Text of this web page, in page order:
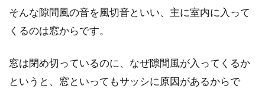
賃貸でもOK！窓にシールを貼って
おしゃれに！100均活用術
テリアはどうしても制限されてしまいますよ
ね。し...
そんな隙間風の音を風切音といい、主に室内に入って
くるのは窓からです。
窓は閉め切っているのに、なぜ隙間風が入ってくるか
というと、窓といってもサッシに原因があるからで